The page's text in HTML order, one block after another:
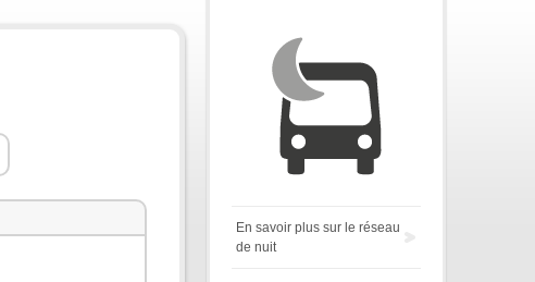
En savoir plus sur le réseau
de nuit